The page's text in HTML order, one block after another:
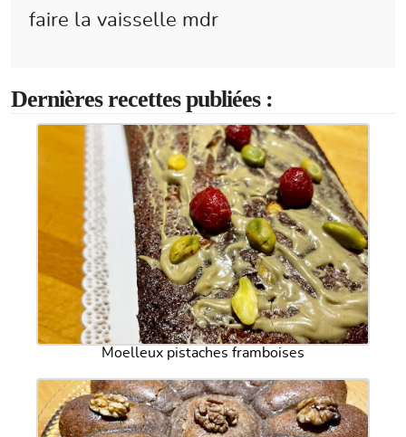
faire la vaisselle mdr
Dernières recettes publiées :
Moelleux pistaches framboises